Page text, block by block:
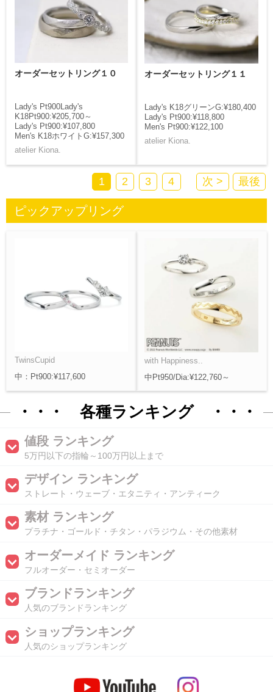
オーダーセットリング１０
Lady's Pt900Lady's
K18Pt900:¥205,700～
Lady's Pt900:¥107,800
Men's K18ホワイトG:¥157,300
atelier Kiona.
オーダーセットリング１１
Lady's K18グリーンG:¥180,400
Lady's Pt900:¥118,800
Men's Pt900:¥122,100
atelier Kiona.
1 2 3 4 次 > 最後
ピックアップリング
TwinsCupid
中：Pt900:¥117,600
with Happiness..
中Pt950/Dia:¥122,760～
・・・ 各種ランキング ・・・
値段 ランキング
5万円以下の指輪～100万円以上まで
デザイン ランキング
ストレート・ウェーブ・エタニティ・アンティーク
素材 ランキング
プラチナ・ゴールド・チタン・パラジウム・その他素材
オーダーメイド ランキング
フルオーダー・セミオーダー
ブランドランキング
人気のブランドランキング
ショップランキング
人気のショップランキング